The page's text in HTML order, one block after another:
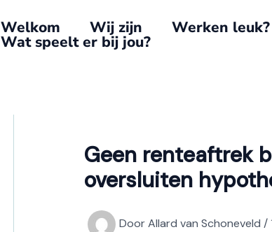
Welkom Wij zijn Werken leuk?
Wat speelt er bij jou?
Geen renteaftrek
oversluiten
DoorAllard van Schoneveld /